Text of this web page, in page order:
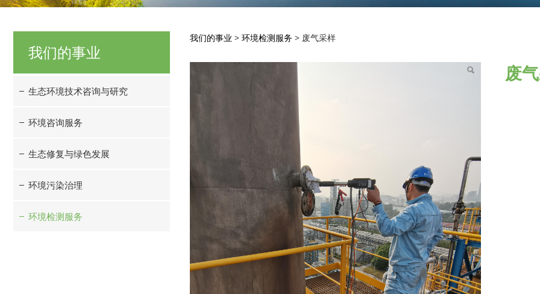
我们的事业
生态环境技术咨询与研究
环境咨询服务
生态修复与绿色发展
环境污染治理
环境检测服务
废气采样
我们的事业 > 环境检测服务 > 废气采样
废